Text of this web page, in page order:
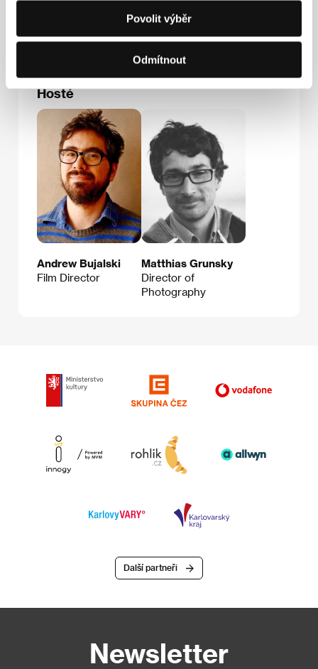
Povolit výběr
Odmítnout
Fax: +1 646 274 0923
andrew.herwitz@filmsalescorp.com
Hosté
Andrew Bujalski
Film Director
Matthias Grunsky
Director of
Photography
Další partneři
Newsletter